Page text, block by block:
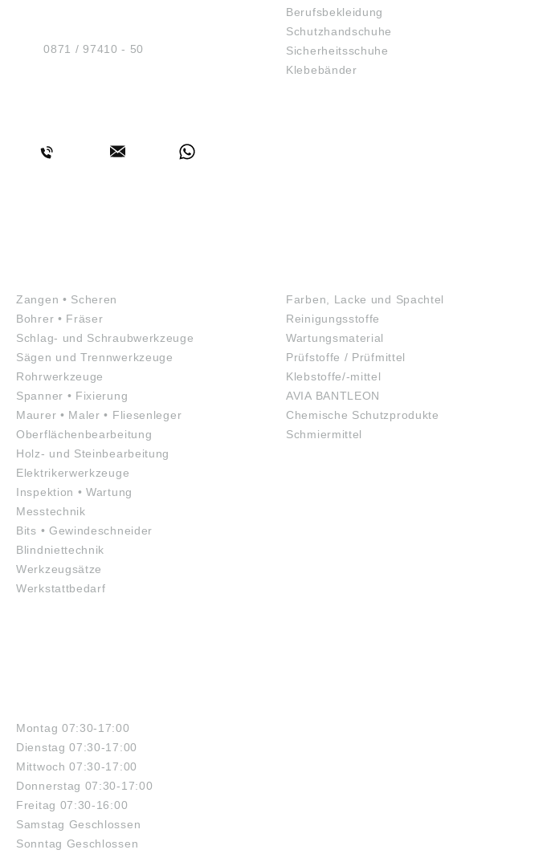
Tel.:0871 / 97410 - 50
Berufsbekleidung
Schutzhandschuhe
Sicherheitsschuhe
Klebebänder
Zangen • Scheren
Bohrer • Fräser
Schlag- und Schraubwerkzeuge
Sägen und Trennwerkzeuge
Rohrwerkzeuge
Spanner • Fixierung
Maurer • Maler • Fliesenleger
Oberflächenbearbeitung
Holz- und Steinbearbeitung
Elektrikerwerkzeuge
Inspektion • Wartung
Messtechnik
Bits • Gewindeschneider
Blindniettechnik
Werkzeugsätze
Werkstattbedarf
Farben, Lacke und Spachtel
Reinigungsstoffe
Wartungsmaterial
Prüfstoffe / Prüfmittel
Klebstoffe/-mittel
AVIA BANTLEON
Chemische Schutzprodukte
Schmiermittel
Montag 07:30-17:00
Dienstag 07:30-17:00
Mittwoch 07:30-17:00
Donnerstag 07:30-17:00
Freitag 07:30-16:00
Samstag Geschlossen
Sonntag Geschlossen